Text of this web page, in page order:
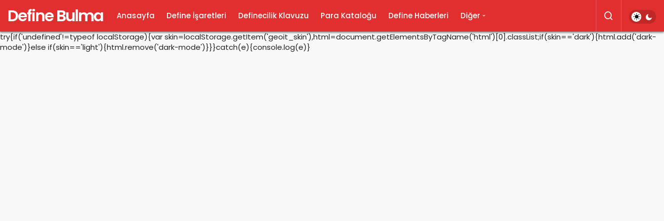
try{if('undefined'!=typeof localStorage){var skin=localStorage.getItem('geoit_skin'),html=document.getElementsByTagName('html')[0].classList;if(skin=='dark'){html.add('dark-
mode')}else if(skin=='light'){html.remove('dark-mode')}}}catch(e){console.log(e)}
Define Bulma Anasayfa Define İşaretleri Definecilik Klavuzu Para Kataloğu Define Haberleri Diğer